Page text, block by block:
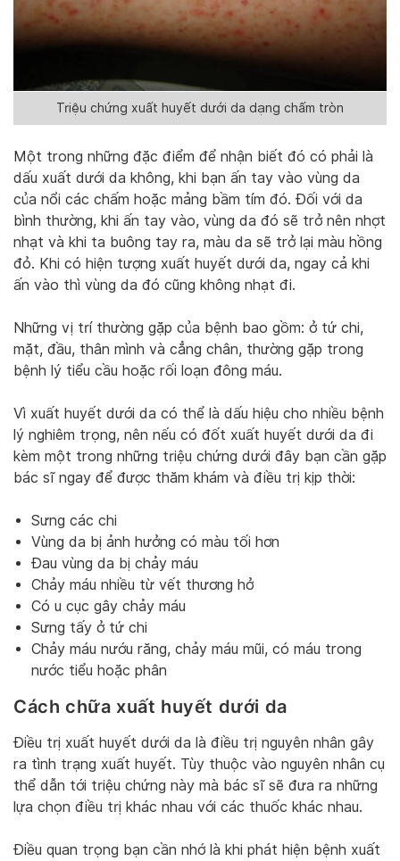
Triệu chứng xuất huyết dưới da dạng chấm tròn
Một trong những đặc điểm để nhận biết đó có phải là
dấu xuất dưới da không, khi bạn ấn tay vào vùng da
của nổi các chấm hoặc mảng bầm tím đó. Đối với da
bình thường, khi ấn tay vào, vùng da đó sẽ trở nên nhợt
nhạt và khi ta buông tay ra, màu da sẽ trở lại màu hồng
đỏ. Khi có hiện tượng xuất huyết dưới da, ngay cả khi
ấn vào thì vùng da đó cũng không nhạt đi.
Những vị trí thường gặp của bệnh bao gồm: ở tứ chi,
mặt, đầu, thân mình và cẳng chân, thường gặp trong
bệnh lý tiểu cầu hoặc rối loạn đông máu.
Vì xuất huyết dưới da có thể là dấu hiệu cho nhiều bệnh
lý nghiêm trọng, nên nếu có đốt xuất huyết dưới da đi
kèm một trong những triệu chứng dưới đây bạn cần gặp
bác sĩ ngay để được thăm khám và điều trị kịp thời:
Sưng các chi
Vùng da bị ảnh hưởng có màu tối hơn
Đau vùng da bị chảy máu
Chảy máu nhiều từ vết thương hở
Có u cục gây chảy máu
Sưng tấy ở tứ chi
Chảy máu nướu răng, chảy máu mũi, có máu trong
nước tiểu hoặc phân
Cách chữa xuất huyết dưới da
Điều trị xuất huyết dưới da là điều trị nguyên nhân gây
ra tình trạng xuất huyết. Tùy thuộc vào nguyên nhân cụ
thể dẫn tới triệu chứng này mà bác sĩ sẽ đưa ra những
lựa chọn điều trị khác nhau với các thuốc khác nhau.
Điều quan trọng bạn cần nhớ là khi phát hiện bệnh xuất